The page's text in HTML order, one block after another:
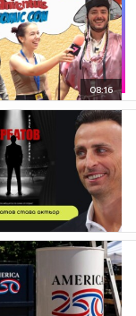
08:16